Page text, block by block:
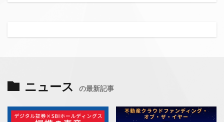
ニュース の最新記事